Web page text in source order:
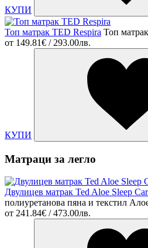
КУПИ
Топ матрак TED Respira Топ
от 149.81€ / 293.00лв.
КУПИ
Матраци за легло
Двулицев матрак Ted Aloe Sleep
полиуретанова пяна и текстил
от 241.84€ / 473.00лв.